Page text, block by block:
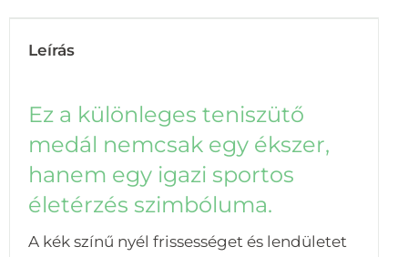
Leírás
Ez a különleges teniszütő
medál nemcsak egy ékszer,
hanem egy igazi sportos
életérzés szimbóluma.
A kék színű nyél frissességet és lendületet